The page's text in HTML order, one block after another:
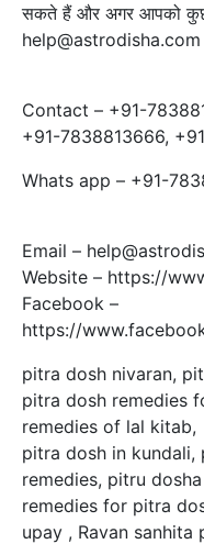
सकते हैं और अगर आपको
Contact – +91-
+91-7838813666,
Whats app – +91-
Email –
Website – https://
Facebook –
https://
pitra dosh nivaran,
pitra dosh remedies
remedies of lal kitab,
pitra dosh in kundali,
remedies, pitru
remedies for pitra
upay , Ravan sanhita